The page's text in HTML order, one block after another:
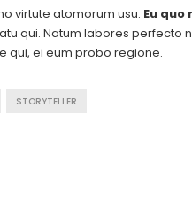
virtute atomorum usu. Eu
qui. Natum labores perfecto
qui, ei eum probo regione.
STORYTELLER